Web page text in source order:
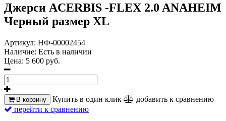
Джерси ACERBIS -FLEX 2.0 ANAHEIM
Черный размер XL
Артикул: НФ-00002454
Наличие: Есть в наличии
Цена: 5 600 руб.
В корзину Купить в один клик
добавить к сравнению
перейти к сравнению